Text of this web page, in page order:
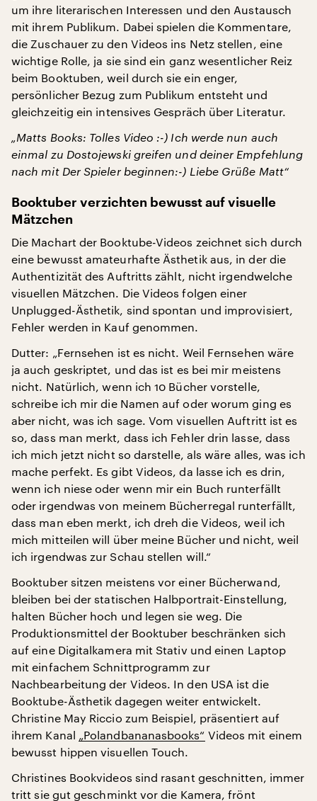
um ihre literarischen Interessen und den Austausch
mit ihrem Publikum. Dabei spielen die Kommentare,
die Zuschauer zu den Videos ins Netz stellen, eine
wichtige Rolle, ja sie sind ein ganz wesentlicher Reiz
beim Booktuben, weil durch sie ein enger,
persönlicher Bezug zum Publikum entsteht und
gleichzeitig ein intensives Gespräch über Literatur.
„Matts Books: Tolles Video :-) Ich werde nun auch
einmal zu Dostojewski greifen und deiner Empfehlung
nach mit Der Spieler beginnen:-) Liebe Grüße Matt“
Booktuber verzichten bewusst auf visuelle
Mätzchen
Die Machart der Booktube-Videos zeichnet sich durch
eine bewusst amateurhafte Ästhetik aus, in der die
Authentizität des Auftritts zählt, nicht irgendwelche
visuellen Mätzchen. Die Videos folgen einer
Unplugged-Ästhetik, sind spontan und improvisiert,
Fehler werden in Kauf genommen.
Dutter: „Fernsehen ist es nicht. Weil Fernsehen wäre
ja auch geskriptet, und das ist es bei mir meistens
nicht. Natürlich, wenn ich 10 Bücher vorstelle,
schreibe ich mir die Namen auf oder worum ging es
aber nicht, was ich sage. Vom visuellen Auftritt ist es
so, dass man merkt, dass ich Fehler drin lasse, dass
ich mich jetzt nicht so darstelle, als wäre alles, was ich
mache perfekt. Es gibt Videos, da lasse ich es drin,
wenn ich niese oder wenn mir ein Buch runterfällt
oder irgendwas von meinem Bücherregal runterfällt,
dass man eben merkt, ich dreh die Videos, weil ich
mich mitteilen will über meine Bücher und nicht, weil
ich irgendwas zur Schau stellen will.“
Booktuber sitzen meistens vor einer Bücherwand,
bleiben bei der statischen Halbportrait-Einstellung,
halten Bücher hoch und legen sie weg. Die
Produktionsmittel der Booktuber beschränken sich
auf eine Digitalkamera mit Stativ und einen Laptop
mit einfachem Schnittprogramm zur
Nachbearbeitung der Videos. In den USA ist die
Booktube-Ästhetik dagegen weiter entwickelt.
Christine May Riccio zum Beispiel, präsentiert auf
ihrem Kanal „Polandbananasbooks“ Videos mit einem
bewusst hippen visuellen Touch.
Christines Bookvideos sind rasant geschnitten, immer
tritt sie gut geschminkt vor die Kamera, frönt